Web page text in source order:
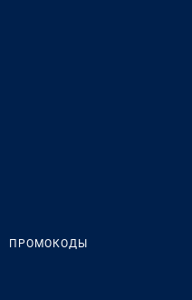
ПРОМОКОДЫ